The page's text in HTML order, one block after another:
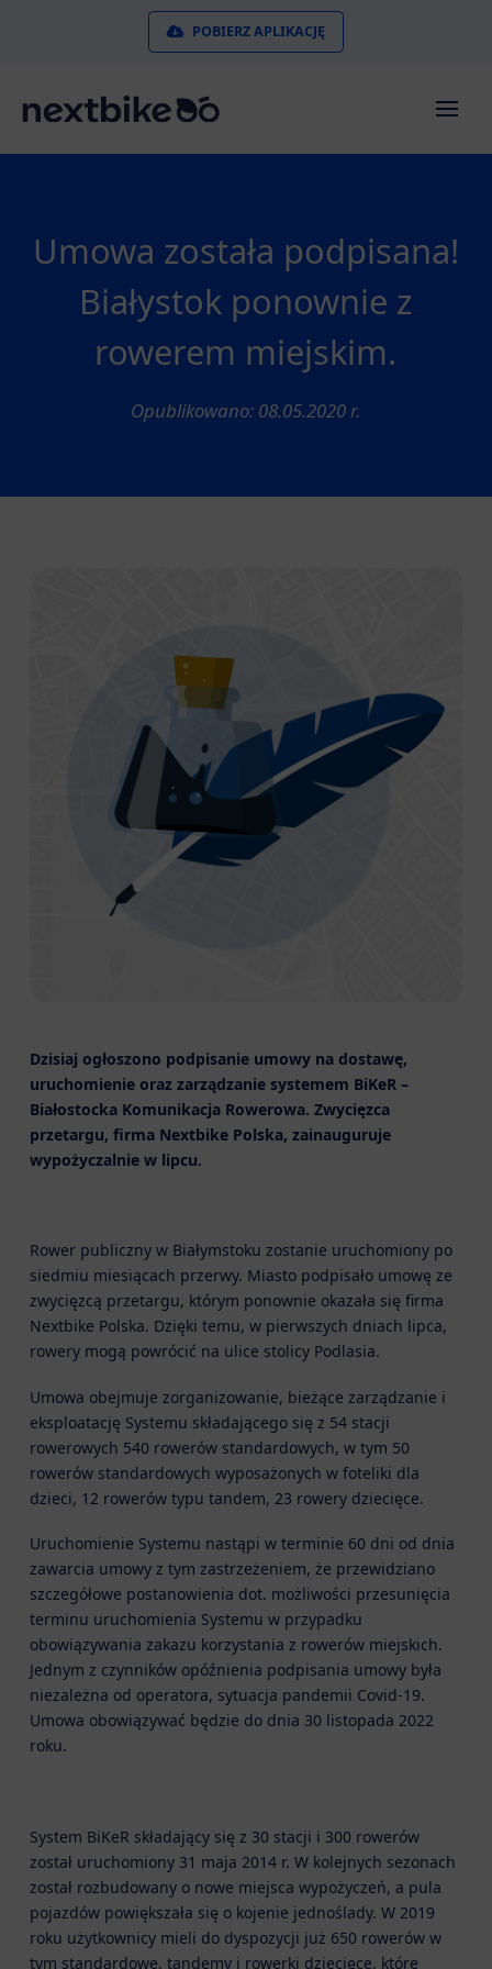
POBIERZ APLIKACJĘ
Umowa została podpisana!
Białystok ponownie z
rowerem miejskim.
Opublikowano: 08.05.2020 r.
Dzisiaj ogłoszono podpisanie umowy na dostawę,
uruchomienie oraz zarządzanie systemem BiKeR –
Białostocka Komunikacja Rowerowa. Zwycięzca
przetargu, firma Nextbike Polska, zainauguruje
wypożyczalnie w lipcu.
Rower publiczny w Białymstoku zostanie uruchomiony po
siedmiu miesiącach przerwy. Miasto podpisało umowę ze
zwycięzcą przetargu, którym ponownie okazała się firma
Nextbike Polska. Dzięki temu, w pierwszych dniach lipca,
rowery mogą powrócić na ulice stolicy Podlasia.
Umowa obejmuje zorganizowanie, bieżące zarządzanie i
eksploatację Systemu składającego się z 54 stacji
rowerowych 540 rowerów standardowych, w tym 50
rowerów standardowych wyposażonych w foteliki dla
dzieci, 12 rowerów typu tandem, 23 rowery dziecięce.
Uruchomienie Systemu nastąpi w terminie 60 dni od dnia
zawarcia umowy z tym zastrzeżeniem, że przewidziano
szczegółowe postanowienia dot. możliwości przesunięcia
terminu uruchomienia Systemu w przypadku
obowiązywania zakazu korzystania z rowerów miejskich.
Jednym z czynników opóźnienia podpisania umowy była
niezależna od operatora, sytuacja pandemii Covid-19.
Umowa obowiązywać będzie do dnia 30 listopada 2022
roku.
System BiKeR składający się z 30 stacji i 300 rowerów
został uruchomiony 31 maja 2014 r. W kolejnych sezonach
został rozbudowany o nowe miejsca wypożyczeń, a pula
pojazdów powiększała się o kojenie jednoślady. W 2019
roku użytkownicy mieli do dyspozycji już 650 rowerów w
tym standardowe, tandemy i rowerki dziecięce, które